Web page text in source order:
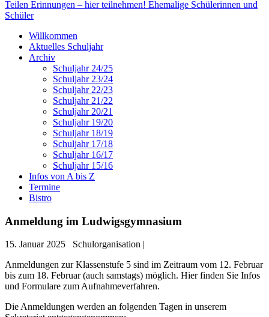
Teilen Erinnungen – hier teilnehmen! Ehemalige Schülerinnen und
Schüler
Willkommen
Aktuelles Schuljahr
Archiv
Schuljahr 24/25
Schuljahr 23/24
Schuljahr 22/23
Schuljahr 21/22
Schuljahr 20/21
Schuljahr 19/20
Schuljahr 18/19
Schuljahr 17/18
Schuljahr 16/17
Schuljahr 15/16
Infos von A bis Z
Termine
Bistro
Anmeldung im Ludwigsgymnasium
15. Januar 2025
Schulorganisation |
Anmeldungen zur Klassenstufe 5 sind im Zeitraum vom 12. Februar
bis zum 18. Februar (auch samstags) möglich. Hier finden Sie Infos
und Formulare zum Aufnahmeverfahren.
Die Anmeldungen werden an folgenden Tagen in unserem